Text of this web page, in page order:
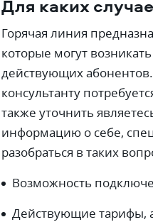
Для каких
Горячая линия
которые могут
действующих
консультанту
также уточнить
информацию о себе,
разобраться в таких
Возможность
Действующие тарифы,